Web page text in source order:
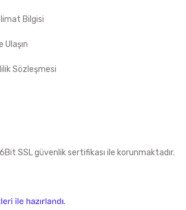
Bilgisi
Ulaşın
Sözleşmesi
SSL güvenlik sertifikası ile korunmaktadır.
e-